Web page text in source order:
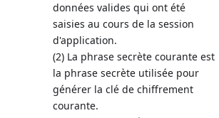
données valides qui ont été
saisies au cours de la session
d'application.
(2) La phrase secrète courante est
la phrase secrète utilisée pour
générer la clé de chiffrement
courante.